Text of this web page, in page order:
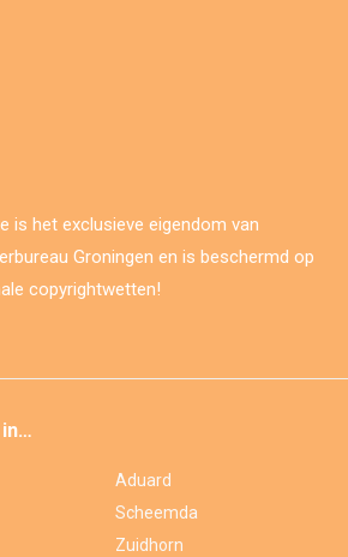
is het exclusieve eigendom van
Groningen en is beschermd op
copyrightwetten!
Aduard
Scheemda
Zuidhorn